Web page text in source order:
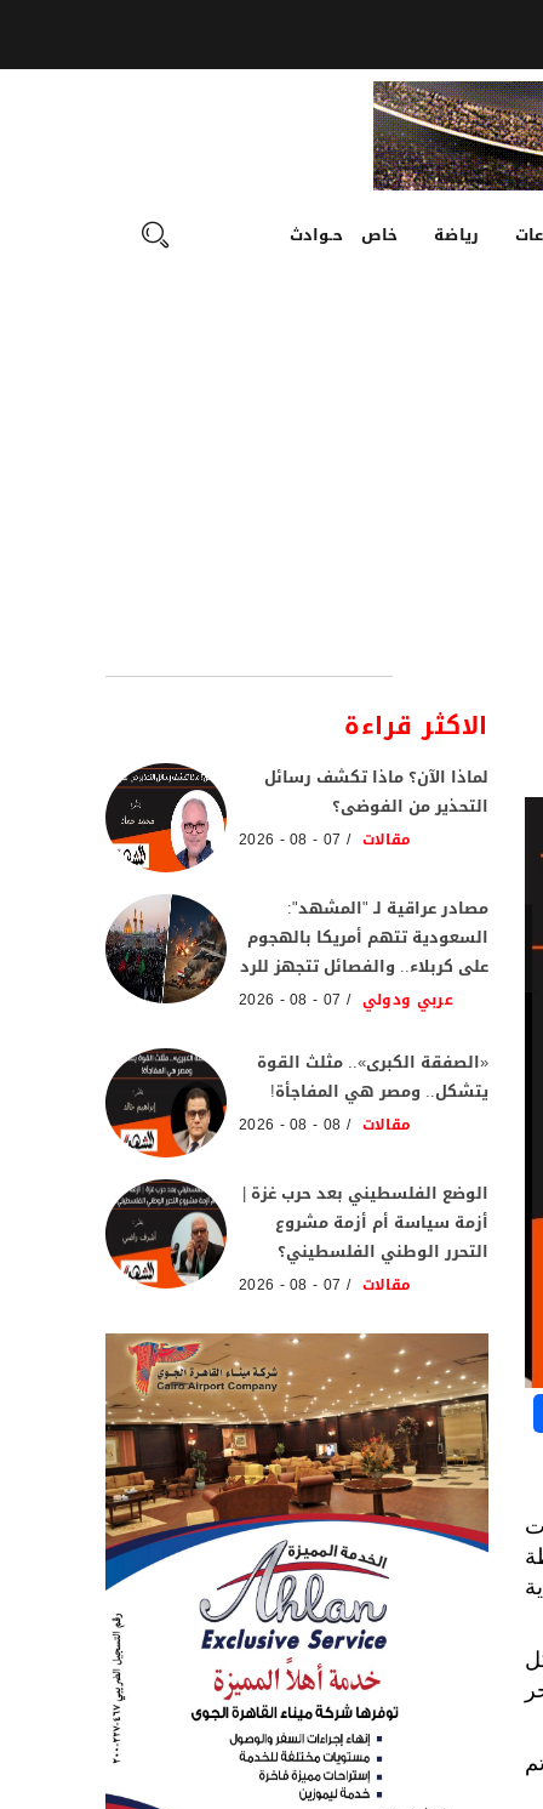
رياضة خاص حـوادث
الاكثر قراءة
لماذا الآن؟ ماذا تكشف رسائل
التحذير من الفوضى؟
مقالات 07 - 08 - 2026
مصادر عراقية لـ "المشهد":
السعودية تتهم أمريكا بالهجوم
على كربلاء.. والفصائل تتجهز للرد
عربي ودولي 07 - 08 - 2026
«الصفقة الكبرى».. مثلث القوة
يتشكل.. ومصر هي المفاجأة!
مقالات 08 - 08 - 2026
الوضع الفلسطيني بعد حرب غزة |
أزمة سياسة أم أزمة مشروع
التحرر الوطني الفلسطيني؟
مقالات 07 - 08 - 2026